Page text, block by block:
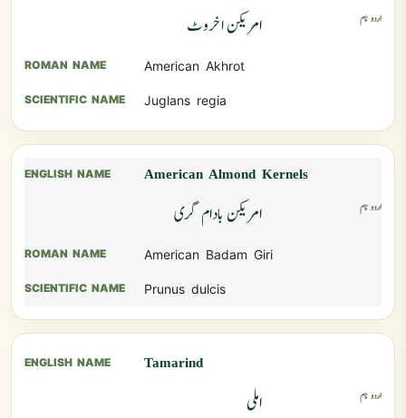
امریکن اخروٹ
American Akhrot
Juglans regia
American Almond Kernels
امریکن بادام گری
American Badam Giri
Prunus dulcis
Tamarind
املی